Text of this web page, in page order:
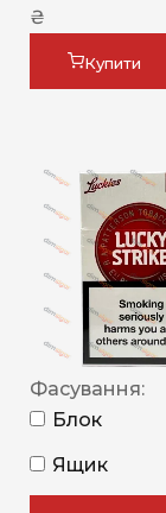
₴
Купити
Фасування:
Блок
Ящик